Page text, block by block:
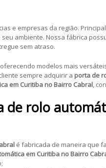
e empresas da região.
ambiente. Nossa fábrica
sem atraso.
modelos mais
sempre adquirir a porta de
em Curitiba no Bairro Cabral,
de rolo
é fabricada de maneira que
em Curitiba no Bairro